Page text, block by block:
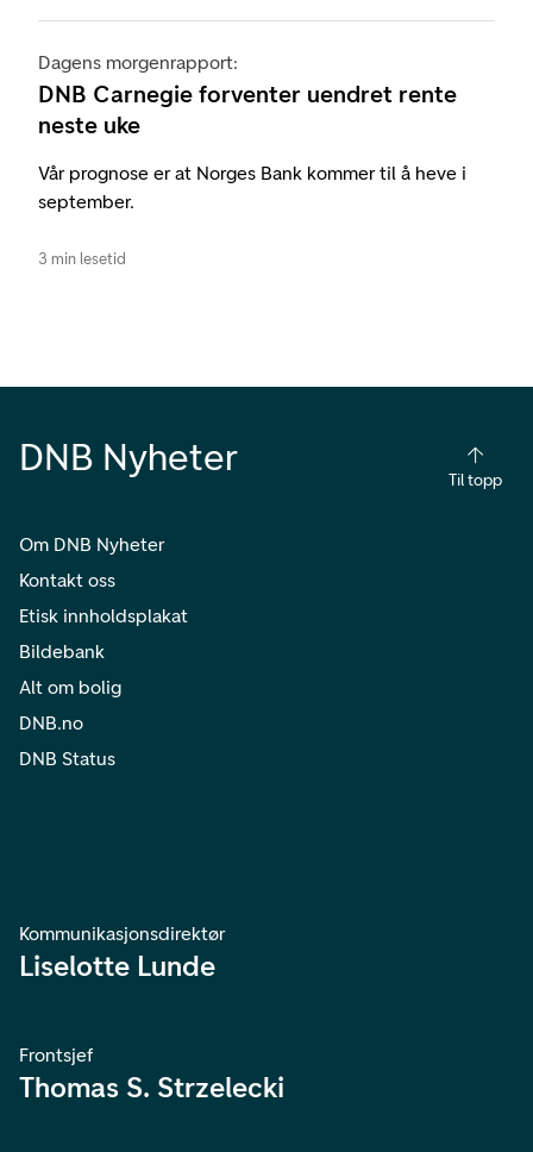
Dagens morgenrapport:
DNB Carnegie forventer uendret rente
neste uke
Vår prognose er at Norges Bank kommer til å heve i
september.
3 min lesetid
DNB Nyheter
Til topp
Om DNB Nyheter
Kontakt oss
Etisk innholdsplakat
Bildebank
Alt om bolig
DNB.no
DNB Status
Kommunikasjonsdirektør
Liselotte Lunde
Frontsjef
Thomas S. Strzelecki